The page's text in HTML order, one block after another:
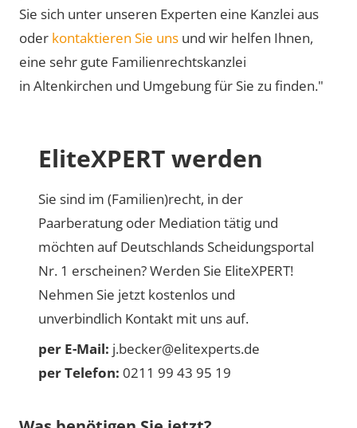
Sie sich unter unseren Experten eine Kanzlei aus
oder kontaktieren Sie uns und wir helfen Ihnen,
eine sehr gute Familienrechtskanzlei
in Altenkirchen und Umgebung für Sie zu finden."
EliteXPERT werden
Sie sind im (Familien)recht, in der
Paarberatung oder Mediation tätig und
möchten auf Deutschlands Scheidungsportal
Nr. 1 erscheinen? Werden Sie EliteXPERT!
Nehmen Sie jetzt kostenlos und
unverbindlich Kontakt mit uns auf.
per E-Mail: j.becker@elitexperts.de
per Telefon: 0211 99 43 95 19